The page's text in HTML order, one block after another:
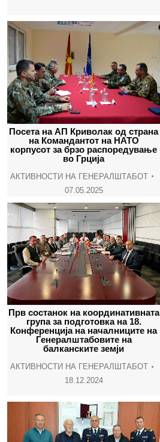
Посета на АП Криволак од страна
на Командантот на НАТО
корпусот за брзо распоредување
во Грција
АКТИВНОСТИ НА ГЕНЕРАЛШТАБОТ
07.05.2025
Прв состанок на координативната
група за подготовка на 18.
Конференција на началниците на
Генералштабовите на
балканските земји
АКТИВНОСТИ НА ГЕНЕРАЛШТАБОТ
18.12.2024